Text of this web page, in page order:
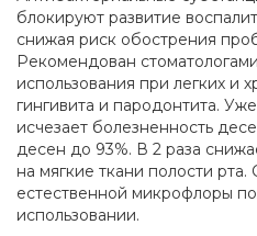
блокируют развитие
снижая риск обострения
Рекомендован
использования при легких и
гингивита и пародонтита.
исчезает болезненность
десен до 93%. В 2 раза
на мягкие ткани полости рта.
естественной микрофлоры
использовании.